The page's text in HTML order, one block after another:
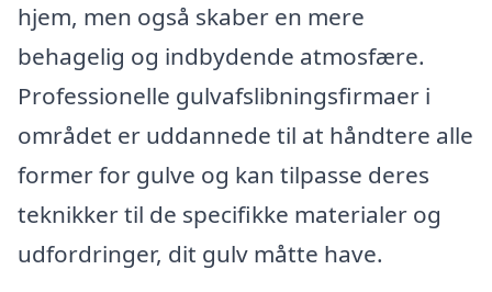
hjem, men også skaber en mere
behagelig og indbydende atmosfære.
Professionelle gulvafslibningsfirmaer i
området er uddannede til at håndtere alle
former for gulve og kan tilpasse deres
teknikker til de specifikke materialer og
udfordringer, dit gulv måtte have.